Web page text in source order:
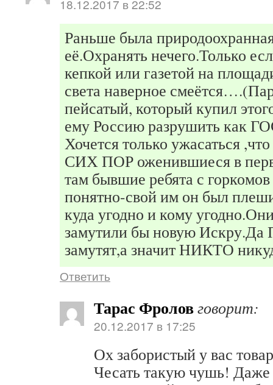
18.12.2017 в 22:52
Раньше была
её.Охранять нечего.Только
кепкой или газетой на
света наверное
пейсатый, который купил
ему Россию разрушить как
Хочется только ужасаться
СИХ ПОР оженившиеся в
там бывшие ребята с
понятно-свой им он был
куда угодно и кому
замутили бы новую Искру.Да
замутят,а значит НИКТО
Ответить
Тарас Фроловговорит:
20.12.2017 в 17:25
Ох забористый у вас
Чесать такую чушь! Даже